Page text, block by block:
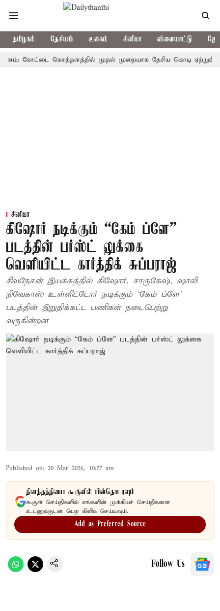
தமிழகம் தேசியம் உலகம் சினிமா விளையாட்டு
கோட்டை கொத்தளத்தில் முதல் முறையாக தேசிய கொடி ஏற்றுகிறார்,
சினிமா
கிஷோர் நடிக்கும் “கேம் ப்ளே”
படத்தின் பர்ஸ்ட் லுக்கை
வெளியிட்ட கார்த்திக் சுப்பராஜ்
சிவநேசன் இயக்கத்தில் கிஷோர், சாருகேஷ், ஷாலி
நிவேகாஸ் உள்ளிட்டோர் நடிக்கும் ‘கேம் ப்ளே’
படத்தின் இறுதிக்கட்ட பணிகள் நடைபெற்று
வருகின்றன
Published on: 20 Mar 2026, 10:27 am
தினத்தந்தியை கூகுளில் பின்தொடரவும்
கூகுள் செய்திகளில் எங்களின் முக்கியச் செய்திகளை
உடனுக்குடன் பெற கிளிக் செய்யவும்.
Add as Preferred Source
Follow Us